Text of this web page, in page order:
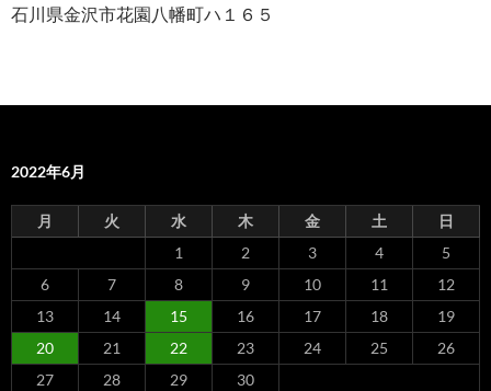
石川県金沢市花園八幡町ハ１６５
2022年6月
月 火 水 木 金 土
日
1
2 3 4
5
6
7 8 9 10 11
12
13
14 15 16 17 18
19
20
21 22 23 24 25
26
27
28 29
30